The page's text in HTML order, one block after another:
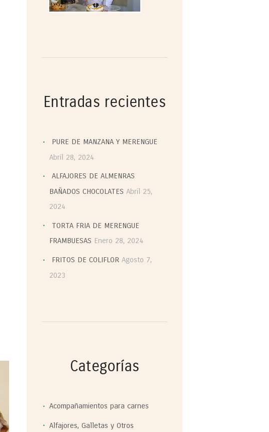
Entradas recientes
PURE DE MANZANA Y MERENGUE
Abril 28, 2024
ALFAJORES DE ALMENRAS
BAÑADOS CHOCOLATES Abril 25,
2024
TORTA FRIA DE MERENGUE
FRAMBUESAS Enero 28, 2024
FRITOS DE COLIFLOR Agosto 7,
2023
Categorías
Acompañamientos para carnes
Alfajores, Galletas y Otros